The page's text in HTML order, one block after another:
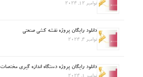
نوامبر 12, 2024
دانلود رایگان پروژه نقشه کشی صنعتی
نوامبر 4, 2024
دانلود رایگان پروژه دستگاه اندازه گیری مختصات CMM